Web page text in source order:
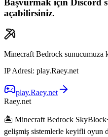
Başvurmak için Discord
açabilirsiniz.
Minecraft Bedrock sunucumuza
IP Adresi: play.Raey.net
play.Raey.net
Raey.net
🏝️ Minecraft Bedrock
gelişmiş sistemlerle keyifli oyun